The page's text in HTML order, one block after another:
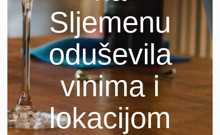
Sljemenu
oduševila
vinima i
lokacijom